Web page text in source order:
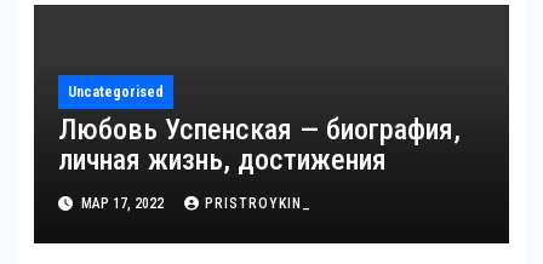
жизни!
Uncategorised
Любовь Успенская — биография,
личная жизнь, достижения
МАР 17, 2022 PRISTROYKIN_